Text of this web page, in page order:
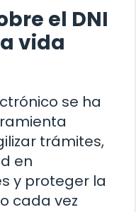
el DNI
vida
se ha
trámites,
en
y proteger la
cada vez